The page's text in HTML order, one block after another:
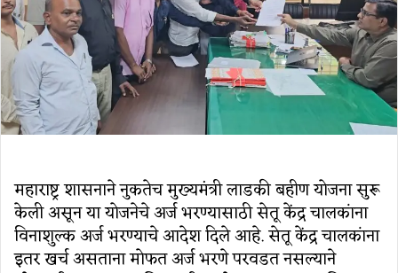
महाराष्ट्र शासनाने नुकतेच मुख्यमंत्री लाडकी बहीण योजना सुरू
केली असून या योजनेचे अर्ज भरण्यासाठी सेतू केंद्र चालकांना
विनाशुल्क अर्ज भरण्याचे आदेश दिले आहे. सेतू केंद्र चालकांना
इतर खर्च असताना मोफत अर्ज भरणे परवडत नसल्याने